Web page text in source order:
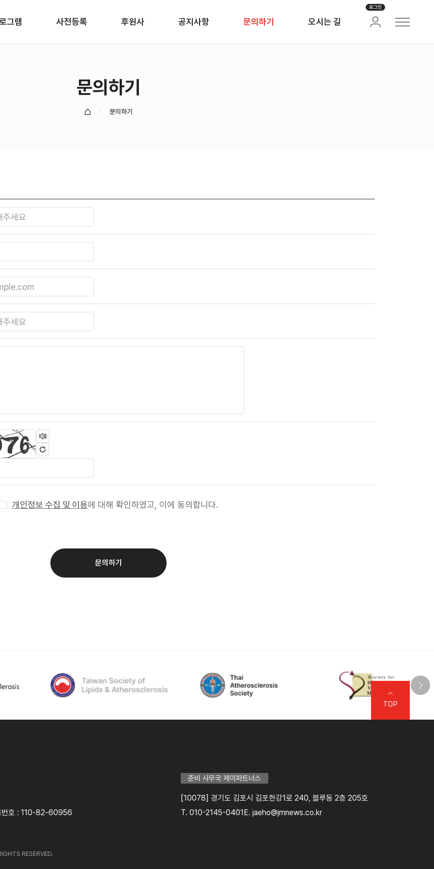
그램 사전등록 후원사 공지사항 문의하기 오시는 길
로그인
문의하기
문의하기
개인정보 수집 및 이용에 대해 확인하였고, 이에 동의합니다.
문의하기
TOP
번호 : 110-82-60956
준비 사무국 제이파트너스
[10078] 경기도 김포시 김포한강1로 240, 블루동 2층 205호
T. 010-2145-0401E. jaeho@jmnews.co.kr
RESERVED.